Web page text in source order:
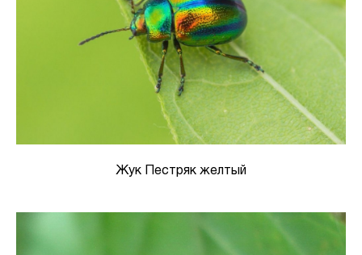
Жук Пестряк желтый